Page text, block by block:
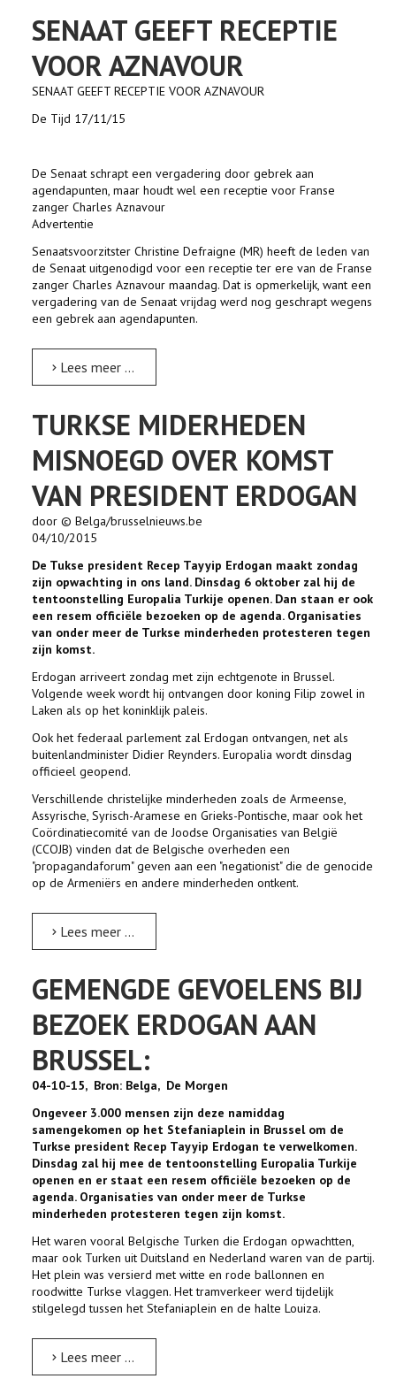
SENAAT GEEFT RECEPTIE
VOOR AZNAVOUR
SENAAT GEEFT RECEPTIE VOOR AZNAVOUR
De Tijd 17/11/15
De Senaat schrapt een vergadering door gebrek aan
agendapunten, maar houdt wel een receptie voor Franse
zanger Charles Aznavour
Advertentie
Senaatsvoorzitster Christine Defraigne (MR) heeft de leden van
de Senaat uitgenodigd voor een receptie ter ere van de Franse
zanger Charles Aznavour maandag. Dat is opmerkelijk, want een
vergadering van de Senaat vrijdag werd nog geschrapt wegens
een gebrek aan agendapunten.
Lees meer …
TURKSE MIDERHEDEN
MISNOEGD OVER KOMST
VAN PRESIDENT ERDOGAN
door © Belga/brusselnieuws.be
04/10/2015
De Tukse president Recep Tayyip Erdogan maakt zondag
zijn opwachting in ons land. Dinsdag 6 oktober zal hij de
tentoonstelling Europalia Turkije openen. Dan staan er ook
een resem officiële bezoeken op de agenda. Organisaties
van onder meer de Turkse minderheden protesteren tegen
zijn komst.
Erdogan arriveert zondag met zijn echtgenote in Brussel.
Volgende week wordt hij ontvangen door koning Filip zowel in
Laken als op het koninklijk paleis.
Ook het federaal parlement zal Erdogan ontvangen, net als
buitenlandminister Didier Reynders. Europalia wordt dinsdag
officieel geopend.
Verschillende christelijke minderheden zoals de Armeense,
Assyrische, Syrisch-Aramese en Grieks-Pontische, maar ook het
Coördinatiecomité van de Joodse Organisaties van België
(CCOJB) vinden dat de Belgische overheden een
"propagandaforum" geven aan een "negationist" die de genocide
op de Armeniërs en andere minderheden ontkent.
Lees meer …
GEMENGDE GEVOELENS BIJ
BEZOEK ERDOGAN AAN
BRUSSEL:
04-10-15, Bron: Belga, De Morgen
Ongeveer 3.000 mensen zijn deze namiddag
samengekomen op het Stefaniaplein in Brussel om de
Turkse president Recep Tayyip Erdogan te verwelkomen.
Dinsdag zal hij mee de tentoonstelling Europalia Turkije
openen en er staat een resem officiële bezoeken op de
agenda. Organisaties van onder meer de Turkse
minderheden protesteren tegen zijn komst.
Het waren vooral Belgische Turken die Erdogan opwachtten,
maar ook Turken uit Duitsland en Nederland waren van de partij.
Het plein was versierd met witte en rode ballonnen en
roodwitte Turkse vlaggen. Het tramverkeer werd tijdelijk
stilgelegd tussen het Stefaniaplein en de halte Louiza.
Lees meer …